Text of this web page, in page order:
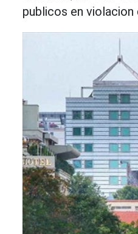
publicos en